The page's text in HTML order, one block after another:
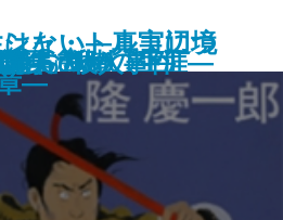
方熊楠の生涯―
お舐め
るのだ〔上〕
るのだ〔下〕
集
ャ・トルコ辺境
号」殺人事件
はない―真実につ
―